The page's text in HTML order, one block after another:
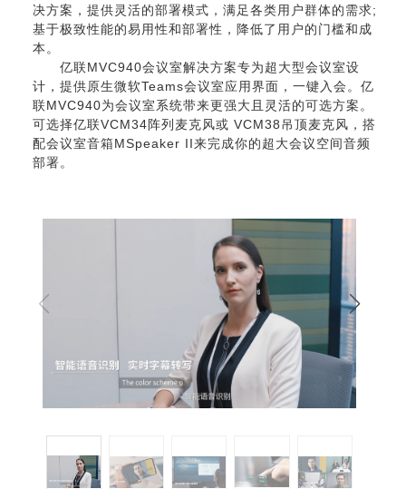
决方案，提供灵活的部署模式，满足各类用户群体的需求;
基于极致性能的易用性和部署性，降低了用户的门槛和成
本。
亿联MVC940会议室解决方案专为超大型会议室设
计，提供原生微软Teams会议室应用界面，一键入会。亿
联MVC940为会议室系统带来更强大且灵活的可选方案。
可选择亿联VCM34阵列麦克风或 VCM38吊顶麦克风，搭
配会议室音箱MSpeaker II来完成你的超大会议空间音频
部署。